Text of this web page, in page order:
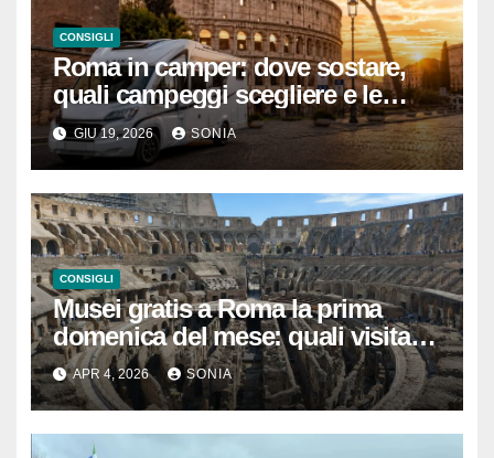
CONSIGLI
Roma in camper: dove sostare,
quali campeggi scegliere e le
regole da conoscere prima di
partire
GIU 19, 2026 SONIA
CONSIGLI
Musei gratis a Roma la prima
domenica del mese: quali visitare
davvero tra musei, siti
archeologici e castelli anche nei
dintorni
APR 4, 2026 SONIA